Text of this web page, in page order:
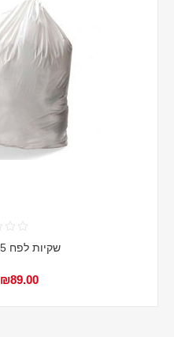
שקיות לפח 45 ליטר דגם M
₪89.00